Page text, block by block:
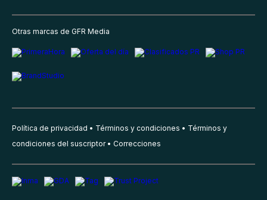
Otras marcas de GFR Media
Política de privacidad Términos y condiciones
Términos y
condiciones del suscriptor
Correcciones